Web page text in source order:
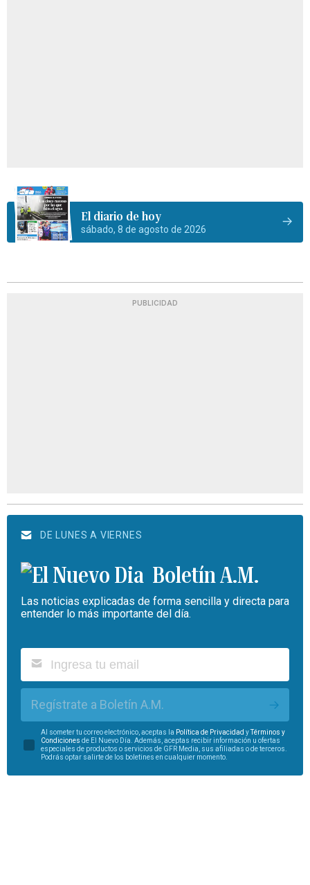
El diario de hoy
sábado, 8 de agosto de 2026
PUBLICIDAD
DE LUNES A VIERNES
Boletín A.M.
Las noticias explicadas de forma sencilla y directa para
entender lo más importante del día.
Regístrate a Boletín A.M.
Al someter tu correo electrónico, aceptas la Política de Privacidad yTérminos y
Condiciones de El Nuevo Día. Además, aceptas recibir información u ofertas
especiales de productos o servicios de GFR Media, sus afiliadas o de terceros.
Podrás optar salirte de los boletines en cualquier momento.